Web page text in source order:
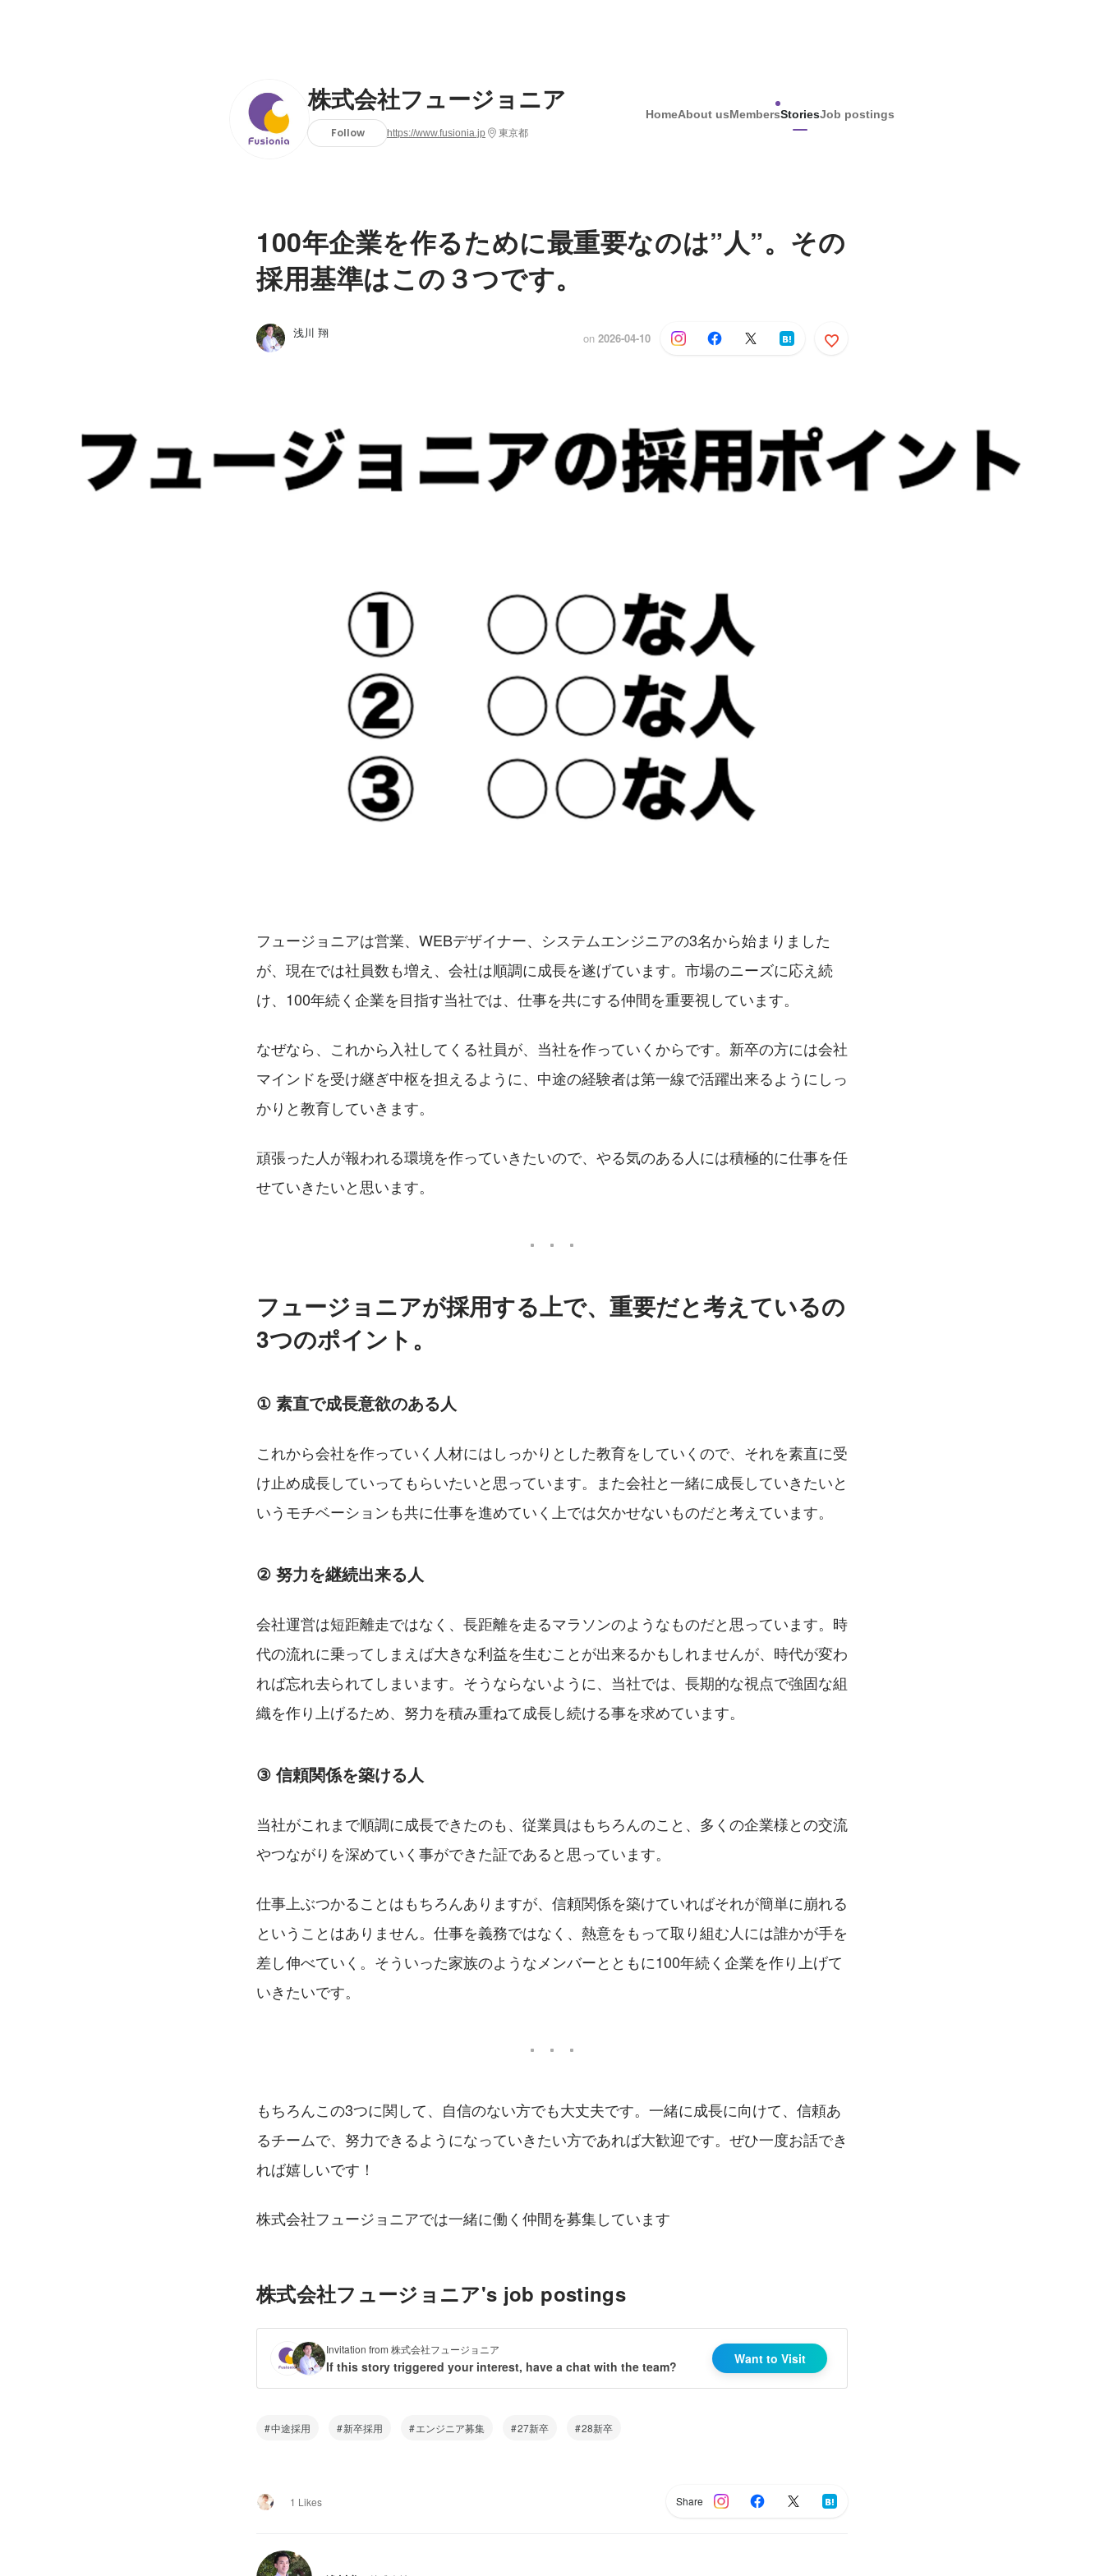
株式会社フュージョニア
Follow https://www.fusionia.jp 東京都
HomeAbout usMembersStoriesJob postings
100年企業を作るために最重要なのは”人”。その
採用基準はこの３つです。
浅川 翔 on 2026-04-10
フュージョニアは営業、WEBデザイナー、システムエンジニアの3名から始まりました
が、現在では社員数も増え、会社は順調に成長を遂げています。市場のニーズに応え続
け、100年続く企業を目指す当社では、仕事を共にする仲間を重要視しています。
なぜなら、これから入社してくる社員が、当社を作っていくからです。新卒の方には会社
マインドを受け継ぎ中枢を担えるように、中途の経験者は第一線で活躍出来るようにしっ
かりと教育していきます。
頑張った人が報われる環境を作っていきたいので、やる気のある人には積極的に仕事を任
せていきたいと思います。
フュージョニアが採用する上で、重要だと考えているの
3つのポイント。
① 素直で成長意欲のある人
これから会社を作っていく人材にはしっかりとした教育をしていくので、それを素直に受
け止め成長していってもらいたいと思っています。また会社と一緒に成長していきたいと
いうモチベーションも共に仕事を進めていく上では欠かせないものだと考えています。
② 努力を継続出来る人
会社運営は短距離走ではなく、長距離を走るマラソンのようなものだと思っています。時
代の流れに乗ってしまえば大きな利益を生むことが出来るかもしれませんが、時代が変わ
れば忘れ去られてしまいます。そうならないように、当社では、長期的な視点で強固な組
織を作り上げるため、努力を積み重ねて成長し続ける事を求めています。
③ 信頼関係を築ける人
当社がこれまで順調に成長できたのも、従業員はもちろんのこと、多くの企業様との交流
やつながりを深めていく事ができた証であると思っています。
仕事上ぶつかることはもちろんありますが、信頼関係を築けていればそれが簡単に崩れる
ということはありません。仕事を義務ではなく、熱意をもって取り組む人には誰かが手を
差し伸べていく。そういった家族のようなメンバーとともに100年続く企業を作り上げて
いきたいです。
もちろんこの3つに関して、自信のない方でも大丈夫です。一緒に成長に向けて、信頼あ
るチームで、努力できるようになっていきたい方であれば大歓迎です。ぜひ一度お話でき
れば嬉しいです！
株式会社フュージョニアでは一緒に働く仲間を募集しています
株式会社フュージョニア's job postings
Invitation from 株式会社フュージョニア
If this story triggered your interest, have a chat with the team? Want to Visit
中途採用 新卒採用 エンジニア募集 27新卒 28新卒
1 Likes Share